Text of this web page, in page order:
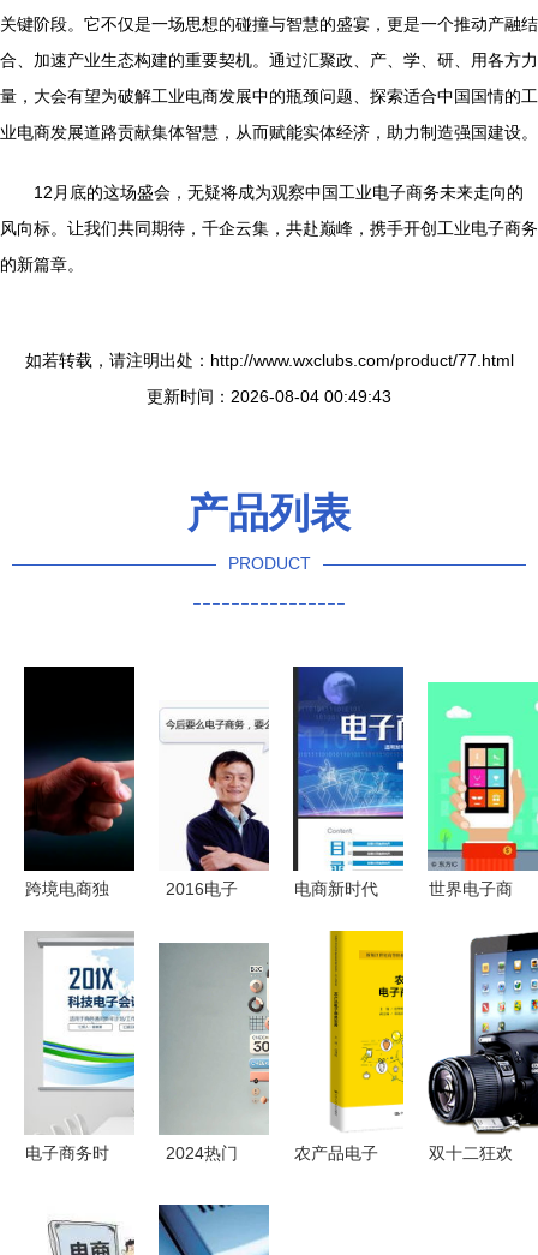
关键阶段。它不仅是一场思想的碰撞与智慧的盛宴，更是一个推动产融结
合、加速产业生态构建的重要契机。通过汇聚政、产、学、研、用各方力
量，大会有望为破解工业电商发展中的瓶颈问题、探索适合中国国情的工
业电商发展道路贡献集体智慧，从而赋能实体经济，助力制造强国建设。
12月底的这场盛会，无疑将成为观察中国工业电子商务未来走向的
风向标。让我们共同期待，千企云集，共赴巅峰，携手开创工业电子商务
的新篇章。
如若转载，请注明出处：http://www.wxclubs.com/product/77.html
更新时间：2026-08-04 00:49:43
产品列表
PRODUCT
----------------
跨境电商独
与前景分析
2016电子
电商新时代
风格PPT模
板（附
9.45MB下
世界电子商
子商务的定
义解析
电子商务时
联网大会看
2024热门
赋能跨境电
农产品电子
双十二狂欢